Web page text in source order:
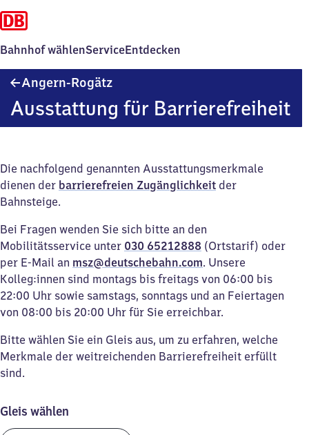
Bahnhof wählenServiceEntdecken
Angern-Rogätz
Ausstattung für Barrierefreiheit
Die nachfolgend genannten Ausstattungsmerkmale
dienen der barrierefreien Zugänglichkeit der
Bahnsteige.
Bei Fragen wenden Sie sich bitte an den
Mobilitätsservice unter 030 65212888 (Ortstarif) oder
per E-Mail an msz@deutschebahn.com. Unsere
Kolleg:innen sind montags bis freitags von 06:00 bis
22:00 Uhr sowie samstags, sonntags und an Feiertagen
von 08:00 bis 20:00 Uhr für Sie erreichbar.
Bitte wählen Sie ein Gleis aus, um zu erfahren, welche
Merkmale der weitreichenden Barrierefreiheit erfüllt
sind.
Gleis wählen